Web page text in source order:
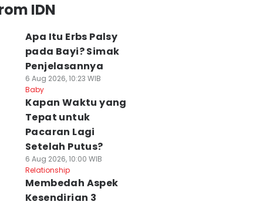
IDN
Apa Itu Erbs Palsy
pada Bayi? Simak
Penjelasannya
6 Aug 2026, 10:23 WIB
Baby
⁠Kapan Waktu yang
Tepat untuk
Pacaran Lagi
Setelah Putus?
6 Aug 2026, 10:00 WIB
Relationship
Membedah Aspek
Kesendirian 3